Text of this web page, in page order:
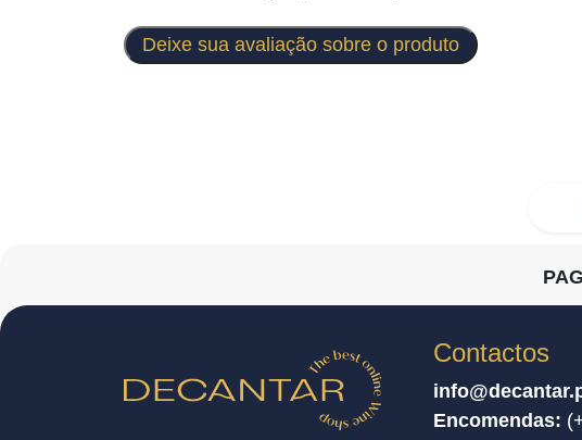
Deixe sua avaliação sobre o produto
Contactos
Encomendas: